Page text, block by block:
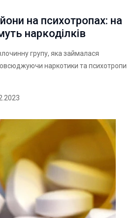
на психотропах: на
наркоділків
групу, яка займалася
наркотики та психотропи